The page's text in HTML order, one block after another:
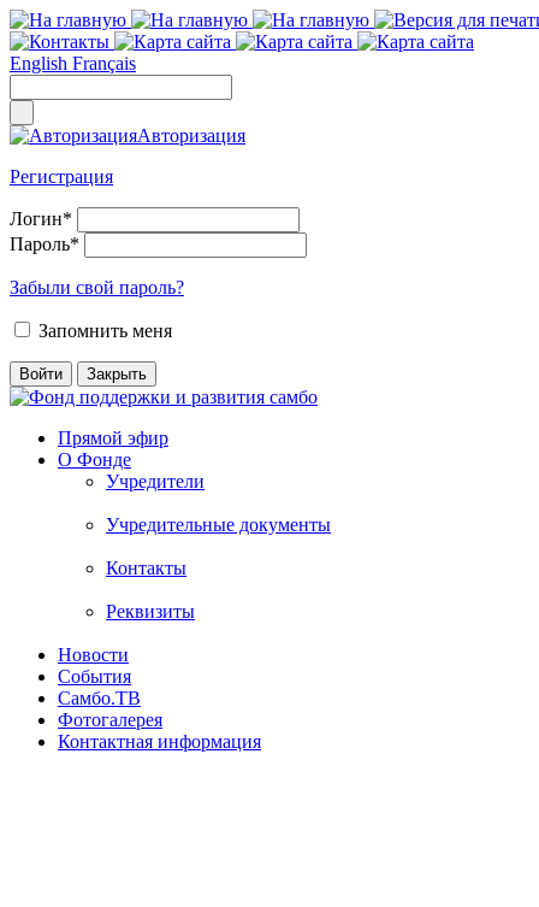
English Français
Авторизация
Регистрация
Логин*
Пароль*
Забыли свой пароль?
Запомнить меня
Прямой эфир
О Фонде
Учредители
Учредительные документы
Контакты
Реквизиты
Новости
События
Самбо.ТВ
Фотогалерея
Контактная информация